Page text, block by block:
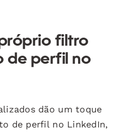
filtro
de perfil no
dão um toque
de perfil no LinkedIn,